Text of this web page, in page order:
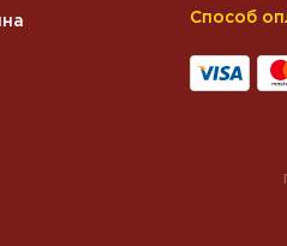
Способ